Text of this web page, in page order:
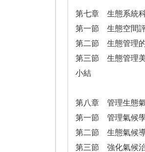
第七章 生態系統
第一節 生態空間
第二節 生態管理
第三節 生態管理
小結
第八章 管理生態
第一節 管理氣候
第二節 生態氣候
第三節 強化氣候